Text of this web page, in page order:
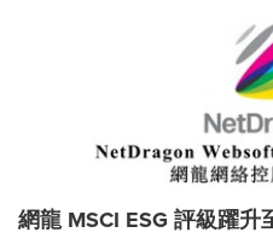
網龍 MSCI ESG 評級躍升